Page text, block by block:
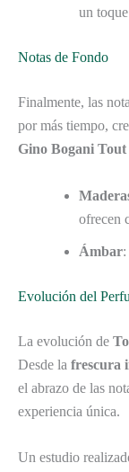
un
Notas de Fondo
Finalmente, las
por más tiempo,
Gino Bogani
ofrecen
Ámbar
Evolución del
La evolución de
Desde la frescura
el abrazo de las
experiencia única.
Un estudio